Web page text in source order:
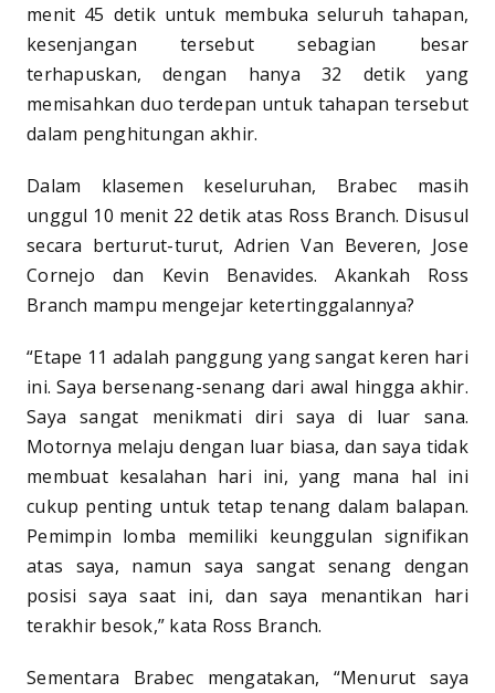
menit 45 detik untuk membuka seluruh tahapan,
kesenjangan tersebut sebagian besar
terhapuskan, dengan hanya 32 detik yang
memisahkan duo terdepan untuk tahapan tersebut
dalam penghitungan akhir.
Dalam klasemen keseluruhan, Brabec masih
unggul 10 menit 22 detik atas Ross Branch. Disusul
secara berturut-turut, Adrien Van Beveren, Jose
Cornejo dan Kevin Benavides. Akankah Ross
Branch mampu mengejar ketertinggalannya?
“Etape 11 adalah panggung yang sangat keren hari
ini. Saya bersenang-senang dari awal hingga akhir.
Saya sangat menikmati diri saya di luar sana.
Motornya melaju dengan luar biasa, dan saya tidak
membuat kesalahan hari ini, yang mana hal ini
cukup penting untuk tetap tenang dalam balapan.
Pemimpin lomba memiliki keunggulan signifikan
atas saya, namun saya sangat senang dengan
posisi saya saat ini, dan saya menantikan hari
terakhir besok,” kata Ross Branch.
Sementara Brabec mengatakan, “Menurut saya